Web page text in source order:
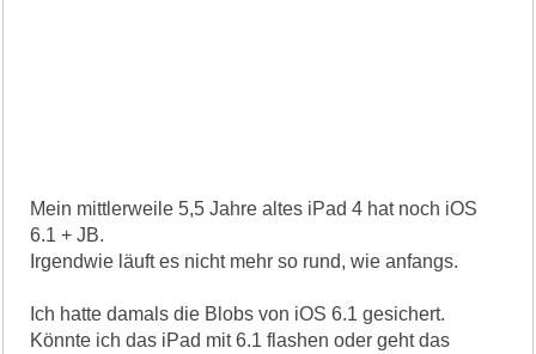
Mein mittlerweile 5,5 Jahre altes iPad 4 hat noch iOS
6.1 + JB.
Irgendwie läuft es nicht mehr so rund, wie anfangs.
Ich hatte damals die Blobs von iOS 6.1 gesichert.
Könnte ich das iPad mit 6.1 flashen oder geht das